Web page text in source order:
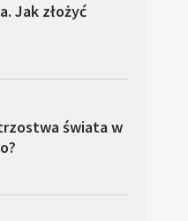
Jak złożyć
świata w